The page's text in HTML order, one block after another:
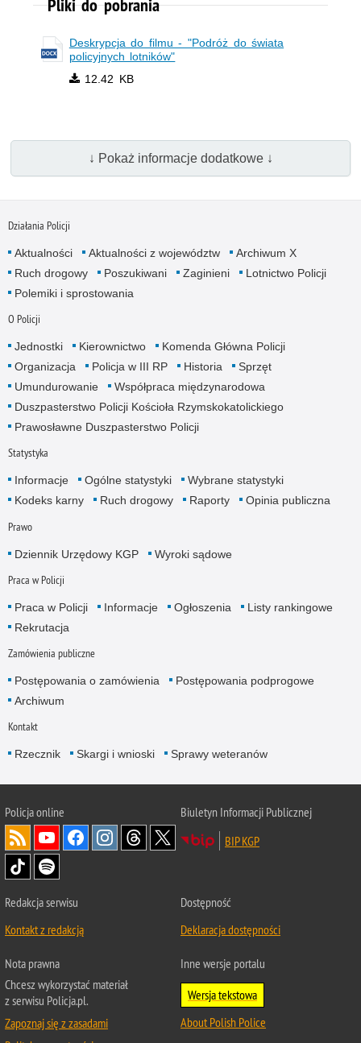
Pliki do pobrania
Deskrypcja do filmu - "Podróż do świata
policyjnych lotników"
12.42 KB
↓ Pokaż informacje dodatkowe ↓
Działania Policji
Aktualności Aktualności z województw
Archiwum X
Ruch drogowy
Poszukiwani Zaginieni
Lotnictwo Policji
Polemiki i sprostowania
O Policji
Jednostki Kierownictwo
Komenda Główna Policji
Organizacja
Policja w III RP Historia
Sprzęt
Umundurowanie
Współpraca międzynarodowa
Duszpasterstwo Policji Kościoła Rzymskokatolickiego
Prawosławne Duszpasterstwo Policji
Statystyka
Informacje Ogólne statystyki
Wybrane statystyki
Kodeks karny
Ruch drogowy Raporty Opinia publiczna
Prawo
Dziennik Urzędowy KGP Wyroki sądowe
Praca w Policji
Praca w Policji Informacje Ogłoszenia
Listy rankingowe
Rekrutacja
Zamówienia publiczne
Postępowania o zamówienia
Postępowania podprogowe
Archiwum
Kontakt
Rzecznik Skargi i wnioski Sprawy weteranów
Policjaonline
Biuletyn Informacji Publicznej
BIP KGP
Redakcja serwisu
Kontakt z redakcją
Dostępność
Deklaracja dostępności
Nota prawna
Chcesz wykorzystać materiał
z serwisu Policja.pl.
Zapoznaj się z zasadami
Inne wersje portalu
Wersja tekstowa
About Polish Police